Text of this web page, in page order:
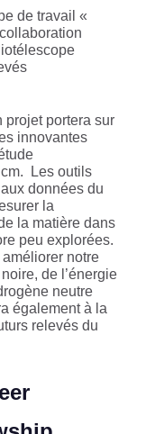
de travail «
projet portera sur
innovantes
Les outils
données du
la
la matière dans
peu explorées.
notre
de l’énergie
neutre
également à la
relevés du